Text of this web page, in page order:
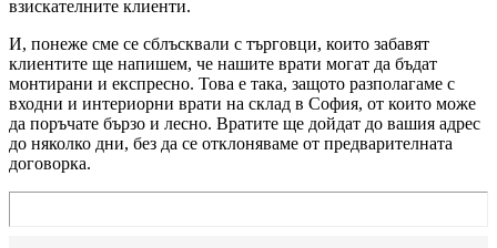
взискателните клиенти.
И, понеже сме се сблъсквали с търговци, които забавят
клиентите ще напишем, че нашите врати могат да бъдат
монтирани и експресно. Това е така, защото разполагаме с
входни и интериорни врати на склад в София, от които може
да поръчате бързо и лесно. Вратите ще дойдат до вашия адрес
до няколко дни, без да се отклоняваме от предварителната
договорка.